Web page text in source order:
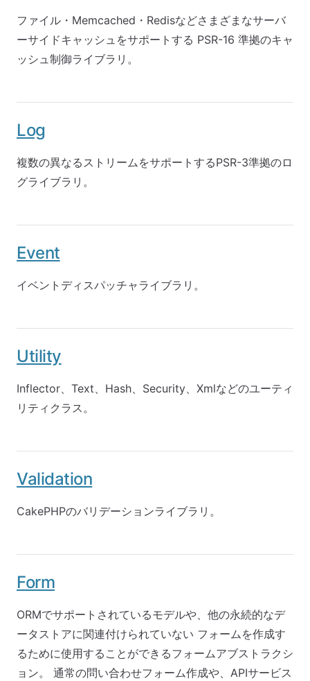
ファイル・Memcached・Redisなどさまざまなサーバ
ーサイドキャッシュをサポートする PSR-16 準拠のキャ
ッシュ制御ライブラリ。
Log
複数の異なるストリームをサポートするPSR-3準拠のロ
グライブラリ。
Event
イベントディスパッチャライブラリ。
Utility
Inflector、Text、Hash、Security、Xmlなどのユーティ
リティクラス。
Validation
CakePHPのバリデーションライブラリ。
Form
ORMでサポートされているモデルや、他の永続的なデ
ータストアに関連付けられていない フォームを作成す
るために使用することができるフォームアブストラクシ
ョン。 通常の問い合わせフォーム作成や、APIサービス